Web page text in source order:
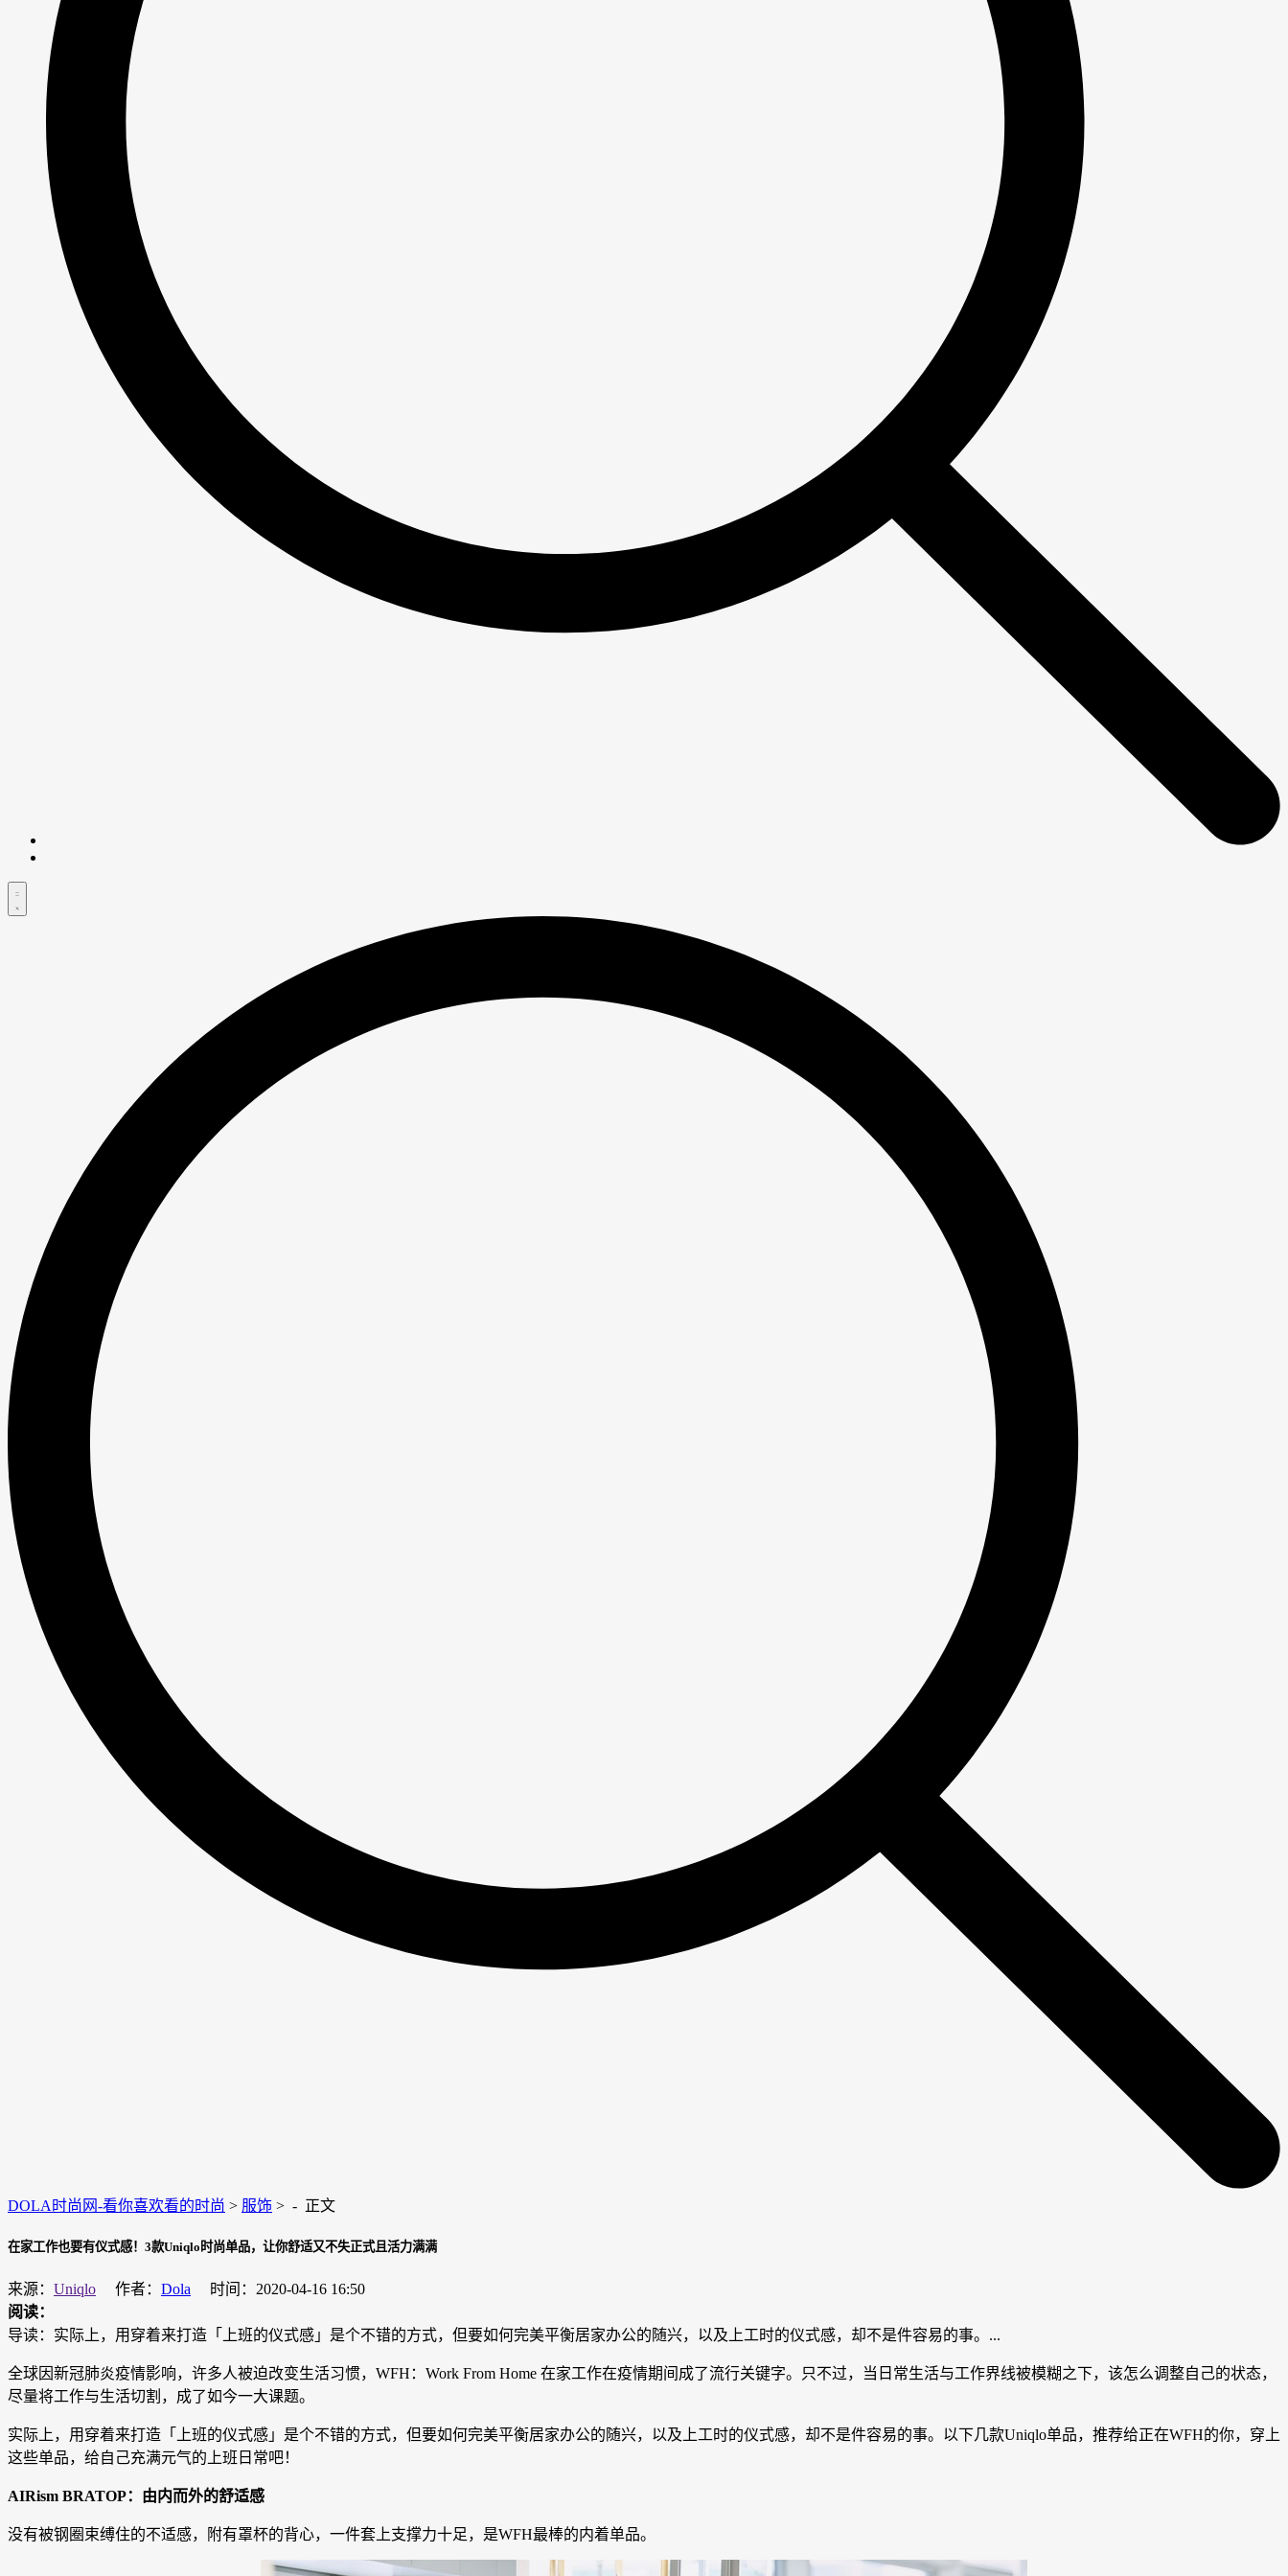
DOLA时尚网-看你喜欢看的时尚 > 服饰 > - 正文
在家工作也要有仪式感！3款Uniqlo时尚单品，让你舒适又不失正式且活力满满
来源： Uniqlo 作者： Dola
时间：2020-04-16 16:50
阅读：
导读：实际上，用穿着来打造「上班的仪式感」是个不错的方式，但要如何完美平衡居家办公的随兴，以及上工时的仪式感，却不是件容易的事。...
全球因新冠肺炎疫情影响，许多人被迫改变生活习惯，WFH：Work From Home 在家工作在疫情期间成了流行关键字。只不过，当日常生活与工作界线被模糊之下，该怎么调整自己的状态，
尽量将工作与生活切割，成了如今一大课题。
实际上，用穿着来打造「上班的仪式感」是个不错的方式，但要如何完美平衡居家办公的随兴，以及上工时的仪式感，却不是件容易的事。以下几款Uniqlo单品，推荐给正在WFH的你，穿上
这些单品，给自己充满元气的上班日常吧！
AIRism BRATOP：由内而外的舒适感
没有被钢圈束缚住的不适感，附有罩杯的背心，一件套上支撑力十足，是WFH最棒的内着单品。